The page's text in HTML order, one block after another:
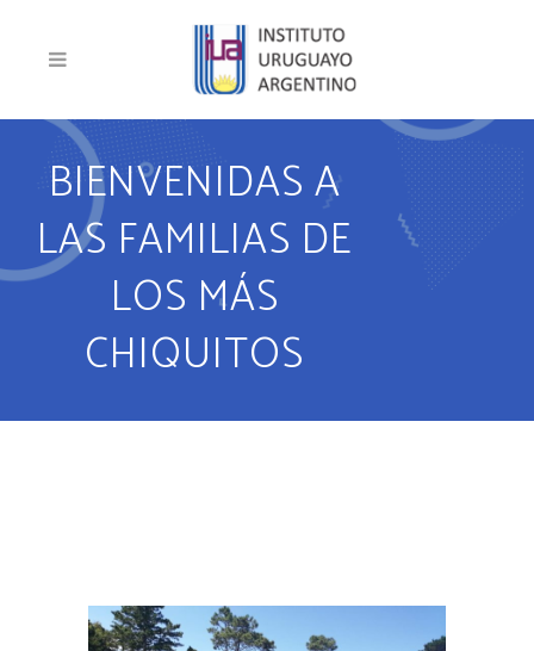
BIENVENIDAS A
LAS FAMILIAS DE
LOS MÁS
CHIQUITOS